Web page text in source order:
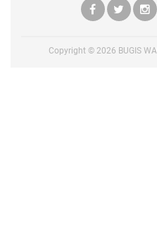
Copyright © 2026 BUGIS